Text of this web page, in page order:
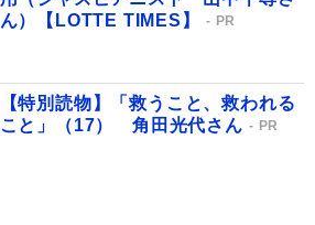
ん）【LOTTE TIMES】
PR
【特別読物】「救うこと、救われる
こと」（17） 角田光代さん
PR